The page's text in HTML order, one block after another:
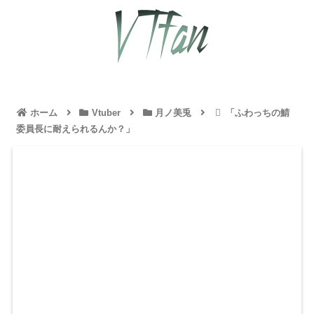
ホーム Vtuber 月ノ美兎
「ふわっちの鯖
委員長に耐えられるんか？」